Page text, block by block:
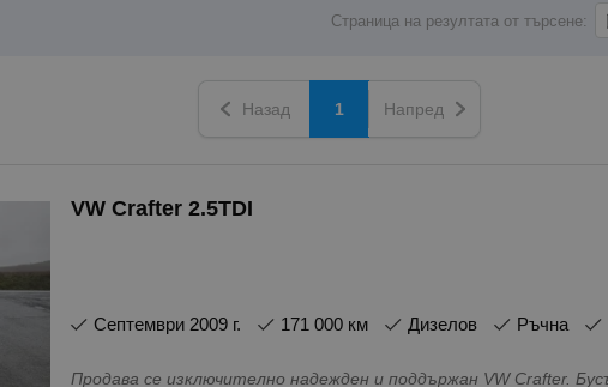
Страница на резултата от търсене:
Назад 1 Напред
VW Crafter 2.5TDI
септември 2009 г. 171 000 км Дизелов Ръчна
Продава се изключително надежден и поддържан VW Crafter.